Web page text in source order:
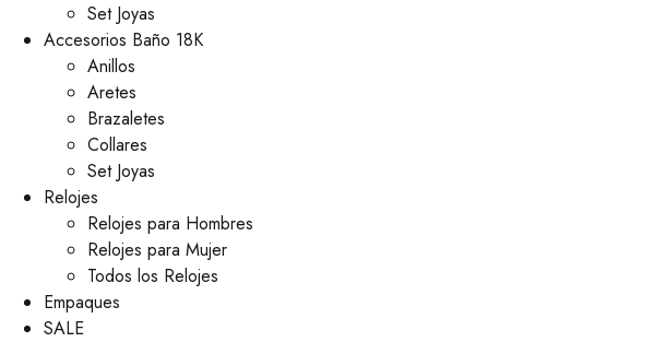
Set Joyas
Accesorios Baño 18K
Anillos
Aretes
Brazaletes
Collares
Set Joyas
Relojes
Relojes para Hombres
Relojes para Mujer
Todos los Relojes
Empaques
SALE